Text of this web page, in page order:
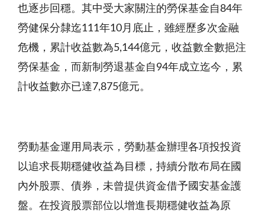
也逐步回穩。其中受大家關注的勞保基金自84年
勞健保分隸迄111年10月底止，雖經歷多次金融
危機，累計收益數為5,144億元，收益數全數挹注
勞保基金，而新制勞退基金自94年成立迄今，累
計收益數亦已達7,875億元。
勞動基金運用局表示，勞動基金辦理各項投投資
以追求長期穩健收益為目標，持續分散布局在國
內外股票、債券，未曾提供資金借予國安基金護
盤。在投資股票部位以增進長期穩健收益為原